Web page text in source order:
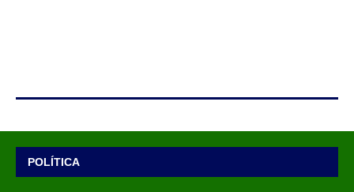
POLÍTICA